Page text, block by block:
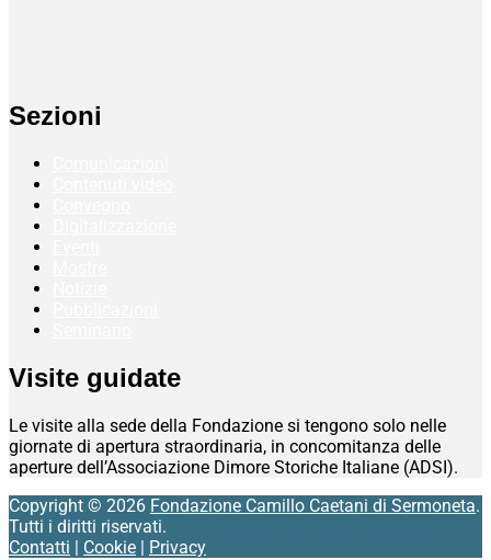
Sezioni
Visite guidate
Le visite alla sede della Fondazione si tengono solo nelle
giornate di apertura straordinaria, in concomitanza delle
aperture dell’Associazione Dimore Storiche Italiane (ADSI).
Copyright © 2026 Fondazione Camillo Caetani di Sermoneta.
Tutti i diritti riservati.
Contatti | Cookie | Privacy